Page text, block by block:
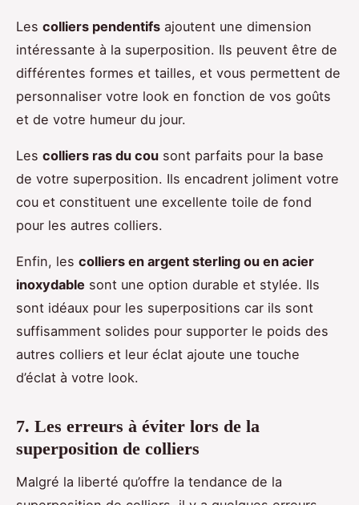
Les colliers pendentifs ajoutent une dimension
intéressante à la superposition. Ils peuvent être de
différentes formes et tailles, et vous permettent de
personnaliser votre look en fonction de vos goûts
et de votre humeur du jour.
Les colliers ras du cou sont parfaits pour la base
de votre superposition. Ils encadrent joliment votre
cou et constituent une excellente toile de fond
pour les autres colliers.
Enfin, les colliers en argent sterling ou en acier
inoxydable sont une option durable et stylée. Ils
sont idéaux pour les superpositions car ils sont
suffisamment solides pour supporter le poids des
autres colliers et leur éclat ajoute une touche
d’éclat à votre look.
7. Les erreurs à éviter lors de la
superposition de colliers
Malgré la liberté qu’offre la tendance de la